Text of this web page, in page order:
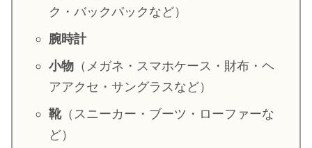
女子アナ衣装
バラエティ番組衣裳
ク・バックパックなど）
腕時計
小物 （メガネ・スマホケース・財布・ヘ
アアクセ・サングラスなど）
靴（スニーカー・ブーツ・ローファーな
ど）